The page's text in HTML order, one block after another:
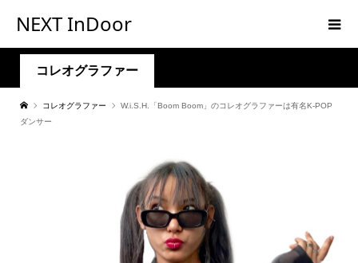
NEXT InDoor
コレオグラファー
コレオグラファー
W.i.S.H.「Boom Boom」のコレオグラファーは有名K-POP
ダンサー